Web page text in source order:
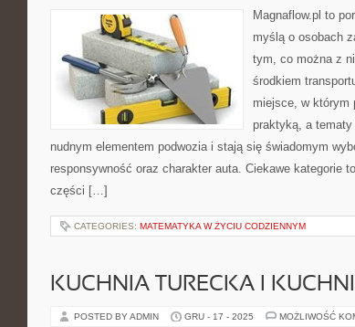
Magnaflow.pl to
myślą o osobach
tym, co można z
środkiem
miejsce, w którym
praktyką, a
nudnym elementem podwozia i stają się świadomym
responsywność oraz charakter auta. Ciekawe kategorie
części […]
CATEGORIES: MATEMATYKA W ŻYCIU CODZIENNYM
KUCHNIA TURECKA I
POSTED BY ADMIN GRU - 17 - 2025 MOŻLIWOŚĆ